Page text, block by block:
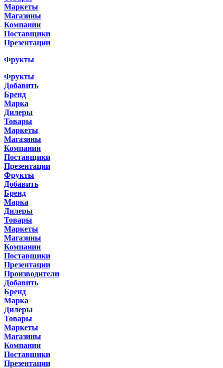
Маркеты
Магазины
Компании
Поставщики
Презентации
Фрукты
Фрукты
Добавить
Бренд
Марка
Дилеры
Товары
Маркеты
Магазины
Компании
Поставщики
Презентации
Фрукты
Добавить
Бренд
Марка
Дилеры
Товары
Маркеты
Магазины
Компании
Поставщики
Презентации
Производители
Добавить
Бренд
Марка
Дилеры
Товары
Маркеты
Магазины
Компании
Поставщики
Презентации